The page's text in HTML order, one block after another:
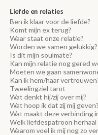
Liefde en relaties
Ben ik klaar voor de liefde?
Komt mijn ex terug?
Waar staat onze relatie?
Worden we samen gelukkig?
Is dit mijn soulmate?
Kan mijn relatie nog gered
Moeten we gaan
Kan ik hem/haar
Tweelingziel tarot
Wat denkt hij/zij over mij?
Wat hoop ik dat zij mij geven?
Wat maakt deze verbinding
Welk liefdespatroon herhaal
Waarom voel ik mij nog zo